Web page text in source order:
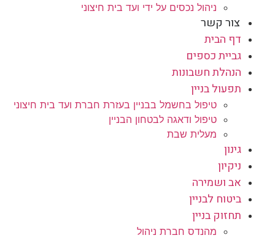
ניהול נכסים על ידי ועד בית חיצוני
צור קשר
דף הבית
גביית כספים
הנהלת חשבונות
תפעול בניין
טיפול בחשמל בבניין בעזרת חברת ועד בית חיצוני
טיפול ודאגה לבטחון הבניין
מעלית שבת
גינון
ניקיון
אב ושמירה
ביטוח לבניין
תחזוק בניין
מהנדס חברת ניהול